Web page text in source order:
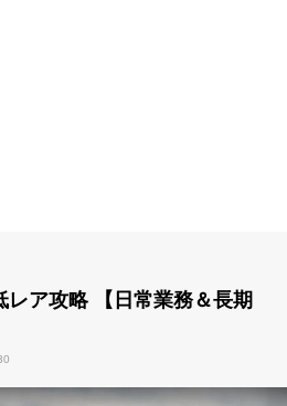
ア攻略 【日常業務＆長期